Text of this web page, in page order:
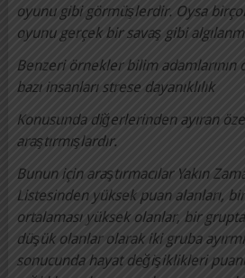
oyunu gibi görmüşlerdir. Oysa
oyunu gerçek bir savaş gibi
Benzeri örnekler bilim adamlarının
bazı insanları strese dayanıklılık
Konusunda diğerlerinden ayıran
araştırmışlardır.
Bunun için araştırmacılar Yakın
Listesinden yüksek puan alanları,
ortalaması yüksek olanlar, bir
düşük olanlar olarak iki gruba
sonucunda hayat değişiklikleri